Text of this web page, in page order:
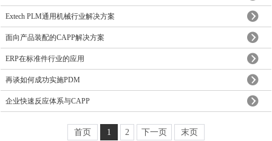
Extech PLM通用机械行业解决方案
面向产品装配的CAPP解决方案
ERP在标准件行业的应用
再谈如何成功实施PDM
企业快速反应体系与CAPP
首页 1 2 下一页 末页